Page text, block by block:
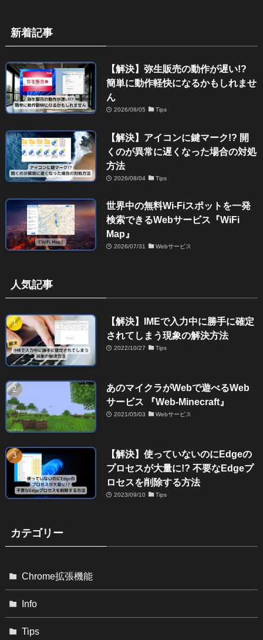
新着記事
【解決】弥生販売の動作が遅い!?
簡単に動作軽快になるかもしれませ
ん
2026/08/05 Tips
【解決】アイコンに鍵マーク!? 開
くのが異常に遅くなった場合の対処
方法
2026/08/04 Tips
世界中の無料Wi-Fiスポットを一発
検索できるWebサービス『WiFi
Map』
2026/07/31 Webサービス
人気記事
【解決】IMEで入力中に勝手に確定
されてしまう現象の解決方法
2022/10/27 Tips
あのマイクラがWebで遊べるWeb
サービス 『Web-Minecraft』
2021/05/03 Webサービス
【解決】使っていないのにEdgeの
プロセスが大量に!? 不要なEdgeプ
ロセスを削除する方法
2023/09/10 Tips
カテゴリー
Chrome拡張機能
Info
Tips